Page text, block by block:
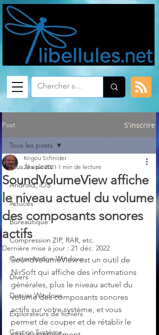
Post S'inscrire
Tous les posts
Android, iOS
Astuces
Bureautique
Compression ZIP, RAR, etc.
Customisation Windows
Divers
Dossier Windows
Explorateurs de fichiers
Gestion Système
Tous les posts
SoundVolumeView affiche
le niveau actuel du volume
des composants sonores
actifs
Krigou Schnider
22 août 2021 1 min de lecture
Dernière mise à jour : 21 déc. 2022
SoundVolumeView est un outil de
NirSoft qui affiche des informations
générales, plus le niveau actuel du
volume des composants sonores
actifs sur votre système, et vous
permet de couper et de rétablir le